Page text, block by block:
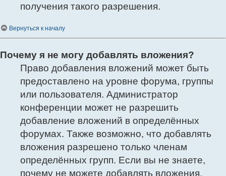
получения такого разрешения.
Вернуться к началу
Почему я не могу добавлять вложения?
Право добавления вложений может быть
предоставлено на уровне форума, группы
или пользователя. Администратор
конференции может не разрешить
добавление вложений в определённых
форумах. Также возможно, что добавлять
вложения разрешено только членам
определённых групп. Если вы не знаете,
почему не можете добавлять вложения,